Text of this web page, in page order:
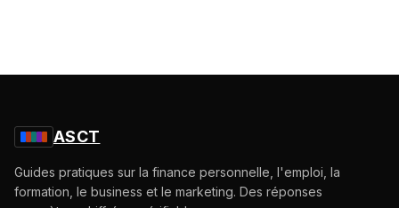
ASCT
Guides pratiques sur la finance personnelle, l'emploi, la
formation, le business et le marketing. Des réponses